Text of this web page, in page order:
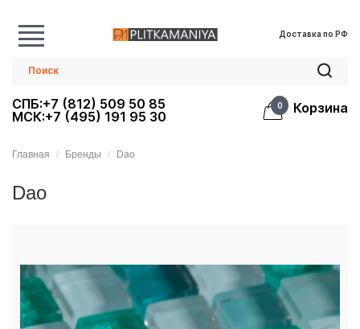
Доставка по РФ
СПБ:+7 (812) 509 50 85
МСК:+7 (495) 191 95 30
0 Корзина
Главная Бренды Dao
Dao